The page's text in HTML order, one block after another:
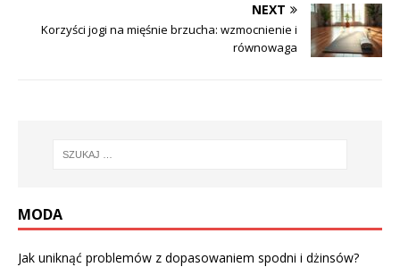
NEXT
Korzyści jogi na mięśnie brzucha: wzmocnienie i
równowaga
MODA
Jak uniknąć problemów z dopasowaniem spodni i dżinsów?